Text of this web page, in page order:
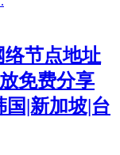
络节点地址
免费分享
国|新加坡|台